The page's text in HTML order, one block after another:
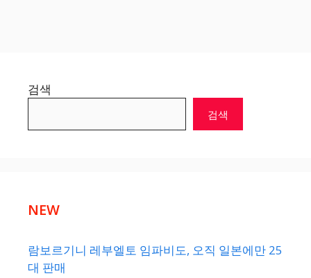
검색
검색
NEW
람보르기니 레부엘토 임파비도, 오직 일본에만 25
대 판매